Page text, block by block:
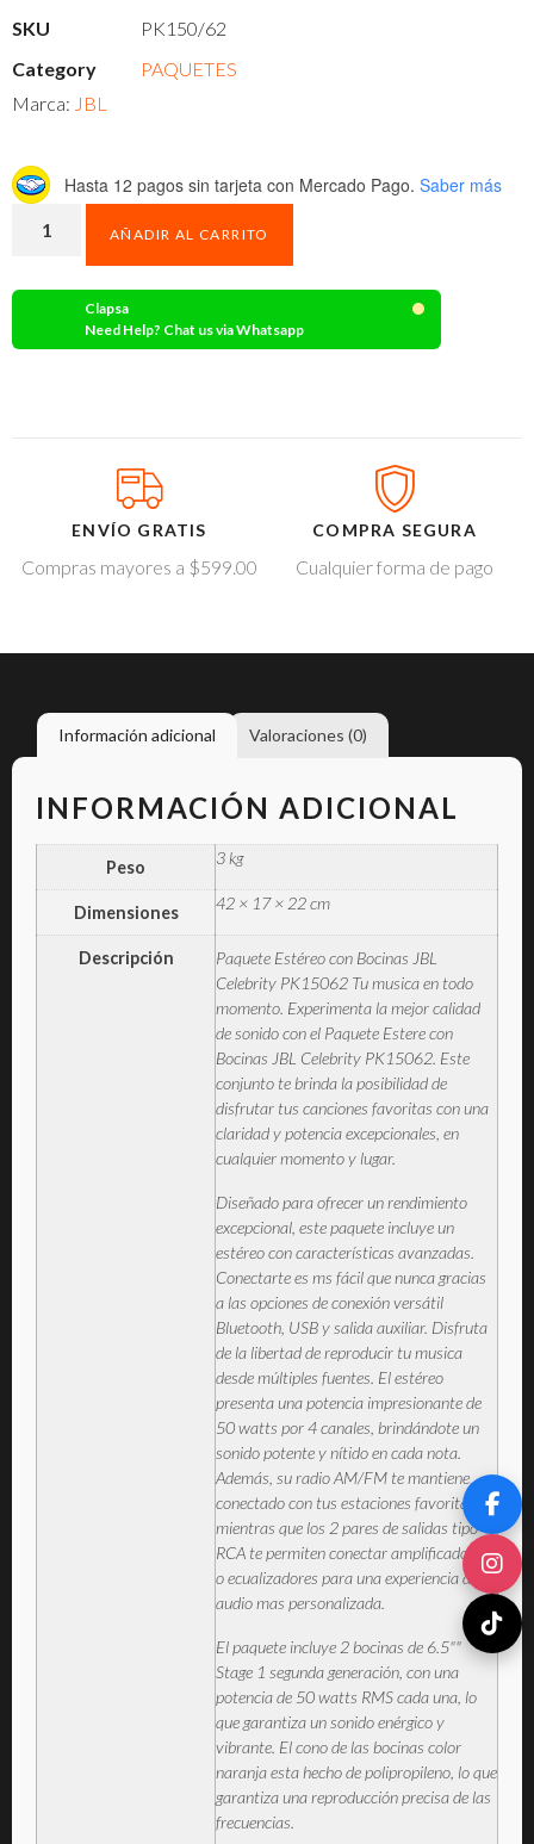
SKU
PK150/62
Category
PAQUETES
Marca: JBL
Hasta 12 pagos sin tarjeta con Mercado Pago. Saber más
AÑADIR AL CARRITO
Clapsa
Need Help? Chat us via Whatsapp
ENVÍO GRATIS
Compras mayores a $599.00
COMPRA SEGURA
Cualquier forma de pago
Información adicional Valoraciones (0)
INFORMACIÓN ADICIONAL
Peso 3 kg
Dimensiones 42 × 17 × 22 cm
Descripción
Paquete Estéreo con Bocinas JBL
Celebrity PK15062 Tu musica en todo
momento. Experimenta la mejor calidad
de sonido con el Paquete Estere con
Bocinas JBL Celebrity PK15062. Este
conjunto te brinda la posibilidad de
disfrutar tus canciones favoritas con una
claridad y potencia excepcionales, en
cualquier momento y lugar.
Diseñado para ofrecer un rendimiento
excepcional, este paquete incluye un
estéreo con características avanzadas.
Conectarte es ms fácil que nunca gracias
a las opciones de conexión versátil
Bluetooth, USB y salida auxiliar. Disfruta
de la libertad de reproducir tu musica
desde múltiples fuentes. El estéreo
presenta una potencia impresionante de
50 watts por 4 canales, brindándote un
sonido potente y nítido en cada nota.
Además, su radio AM/FM te mantiene
conectado con tus estaciones favoritas,
mientras que los 2 pares de salidas tipo
RCA te permiten conectar amplificadores
o ecualizadores para una experiencia de
audio mas personalizada.
El paquete incluye 2 bocinas de 6.5""
Stage 1 segunda generación, con una
potencia de 50 watts RMS cada una, lo
que garantiza un sonido enérgico y
vibrante. El cono de las bocinas color
naranja esta hecho de polipropileno, lo que
garantiza una reproducción precisa de las
frecuencias.